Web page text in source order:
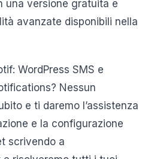
una versione gratuita e
avanzate disponibili nella
WordPress SMS e
Nessun
e ti daremo l’assistenza
e la configurazione
scrivendo a